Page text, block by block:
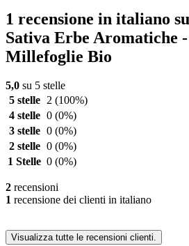
1 recensione in italiano
Sativa Erbe Aromatiche
Millefoglie Bio
5,0 su 5 stelle
5 stelle 2 (100%)
4 stelle 0 (0%)
3 stelle 0 (0%)
2 stelle 0 (0%)
1 Stelle 0 (0%)
2 recensioni
1 recensione dei clienti in italiano
Visualizza tutte le recensioni clienti.